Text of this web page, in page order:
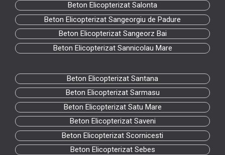
Beton Elicopterizat Salonta
Beton Elicopterizat Sangeorgiu de Padure
Beton Elicopterizat Sangeorz Bai
Beton Elicopterizat Sannicolau Mare
Beton Elicopterizat Santana
Beton Elicopterizat Sarmasu
Beton Elicopterizat Satu Mare
Beton Elicopterizat Saveni
Beton Elicopterizat Scornicesti
Beton Elicopterizat Sebes